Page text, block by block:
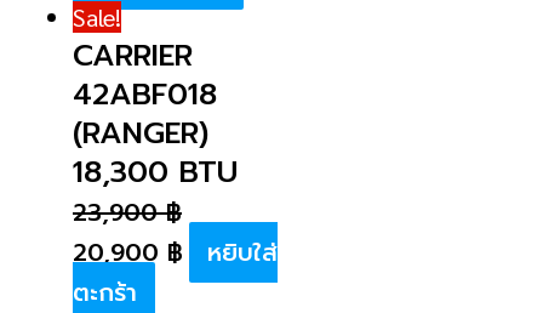
Sale!
CARRIER
42ABF018
(RANGER)
18,300 BTU
23,900฿
20,900 ฿
หยิบใส่
ตะกร้า